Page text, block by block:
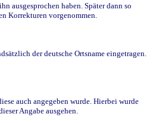
ausgesprochen haben. Später dann so
Korrekturen vorgenommen.
der deutsche Ortsname eingetragen.
auch angegeben wurde. Hierbei wurde
Angabe ausgehen.